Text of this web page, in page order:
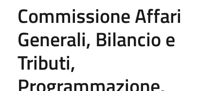
Commissione Affari
Generali, Bilancio e
Tributi,